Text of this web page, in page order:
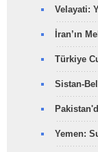
Velayati:
İran’ın
Türkiye
Sistan-
Yemen: